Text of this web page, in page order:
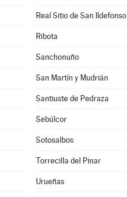
Real Sitio de San Ildefonso
Ribota
Sanchonuño
San Martín y Mudrián
Santiuste de Pedraza
Sebúlcor
Sotosalbos
Torrecilla del Pinar
Urueñas